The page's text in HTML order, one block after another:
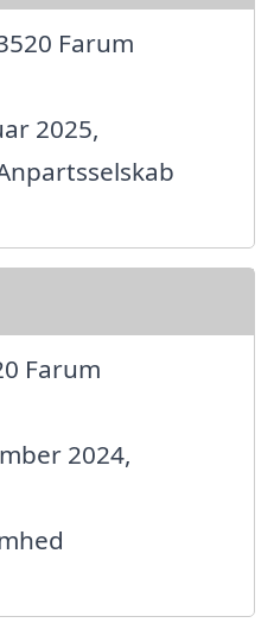
Farum
2025,
Farum
2024,